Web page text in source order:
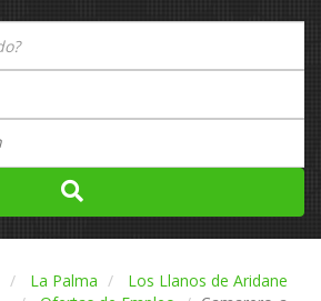
La Palma
Los Llanos de Aridane